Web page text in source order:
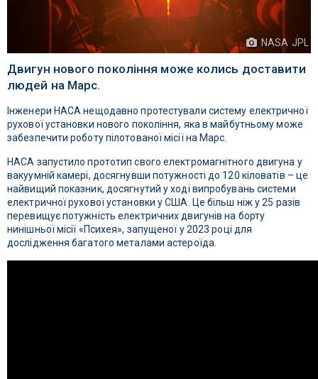
NASA JPL
Двигун нового покоління може колись доставити
людей на Марс.
Інженери НАСА нещодавно протестували систему електричної
рухової установки нового покоління, яка в майбутньому може
забезпечити роботу пілотованої місії на Марс.
НАСА запустило прототип свого електромагнітного двигуна у
вакуумній камері, досягнувши потужності до 120 кіловатів – це
найвищий показник, досягнутий у ході випробувань системи
електричної рухової установки у США. Це більш ніж у 25 разів
перевищує потужність електричних двигунів на борту
нинішньої місії «Психея», запущеної у 2023 році для
дослідження багатого металами астероїда.